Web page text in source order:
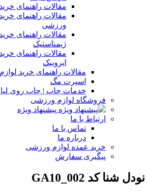
مقالات راهنمای
مقالات راهنمای
ورزشی
مقالات راهنمای
ژیمناستیک
مقالات راهنمای
ایروبیک
مقالات راهنمای خرید
اسپرت مگ
خدمات چاپ | چاپ روی
فروشگاه لوازم ورزشی
پیشنهاد ویژه
ارتباط با ما
تماس با ما
درباره ما
خرید عمده لوازم ورزشی
پیگیری سفارش
نودل شنا کد GA10_002